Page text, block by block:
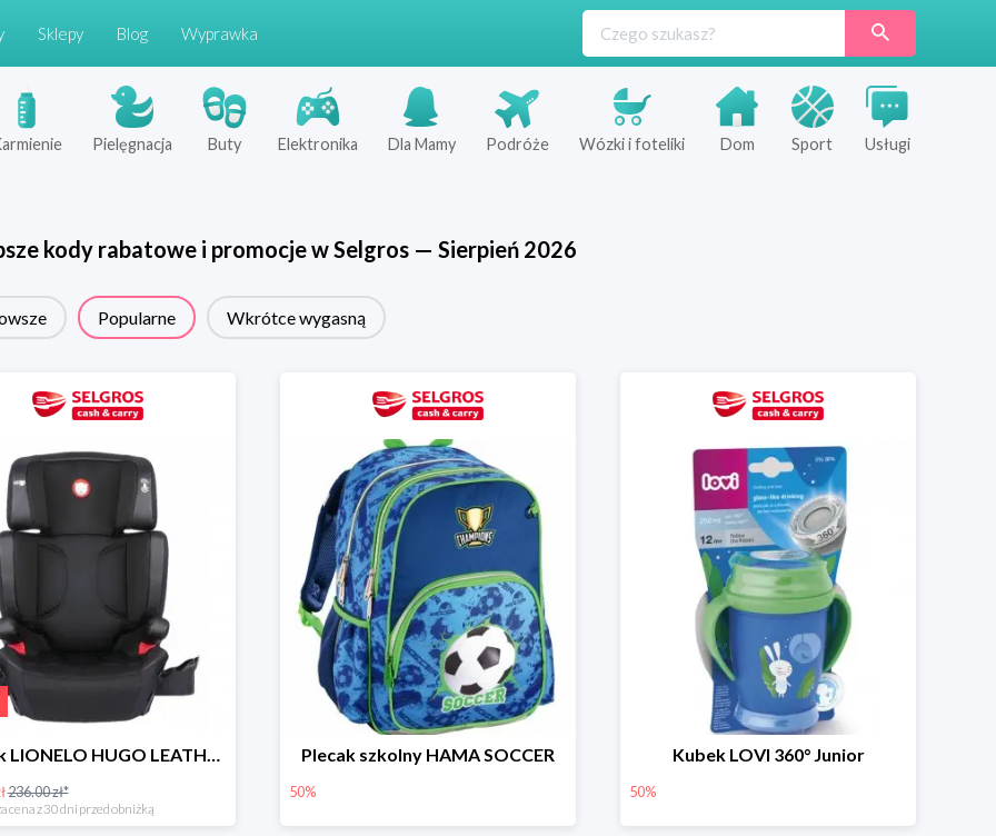
Sklepy Blog Wyprawka
Pielęgnacja Buty Elektronika Dla Mamy Podróże Wózki i foteliki Dom Sport Usługi
kody rabatowe i promocje wSelgros— Sierpień 2026
Popularne Wkrótce wygasną
Fotelik LIONELO HUGO LEATHER BLACK ISOFIX 15-36 KG
236.00 zł*
cena z 30 dni przed obniżką
Plecak szkolny HAMA SOCCER
50%
Kubek LOVI 360° Junior
50%